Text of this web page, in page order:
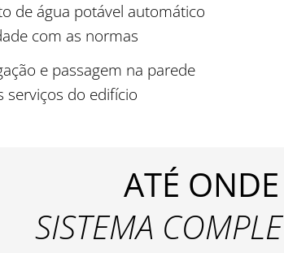
de água potável automático
com as normas
e passagem na parede
serviços do edifício
ATÉ
SISTEMA